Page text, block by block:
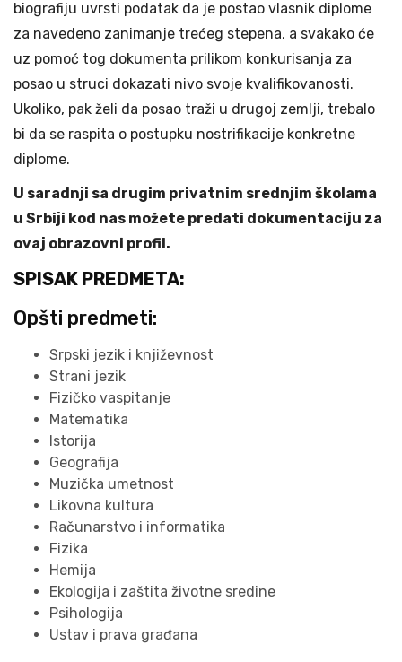
biografiju uvrsti podatak da je postao vlasnik diplome
za navedeno zanimanje trećeg stepena, a svakako će
uz pomoć tog dokumenta prilikom konkurisanja za
posao u struci dokazati nivo svoje kvalifikovanosti.
Ukoliko, pak želi da posao traži u drugoj zemlji, trebalo
bi da se raspita o postupku nostrifikacije konkretne
diplome.
U saradnji sa drugim privatnim srednjim školama
u Srbiji kod nas možete predati dokumentaciju za
ovaj obrazovni profil.
SPISAK PREDMETA:
Opšti predmeti:
Srpski jezik i književnost
Strani jezik
Fizičko vaspitanje
Matematika
Istorija
Geografija
Muzička umetnost
Likovna kultura
Računarstvo i informatika
Fizika
Hemija
Ekologija i zaštita životne sredine
Psihologija
Ustav i prava građana